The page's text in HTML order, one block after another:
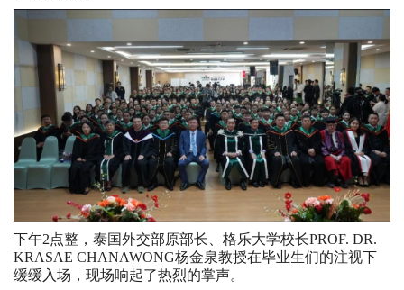
下午2点整，泰国外交部原部长、格乐大学校长PROF. DR.
KRASAE CHANAWONG杨金泉教授在毕业生们的注视下
缓缓入场，现场响起了热烈的掌声。